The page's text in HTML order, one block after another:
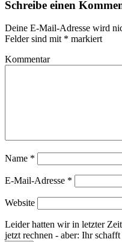
Schreibe einen
Deine E-Mail-Adresse wird
Felder sind mit * markiert
Kommentar
Name *
E-Mail-Adresse *
Website
Leider hatten wir in letzter
jetzt rechnen - aber: Ihr